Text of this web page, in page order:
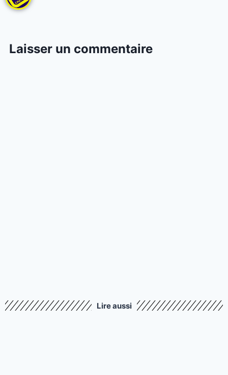
Laisser un commentaire
Lire aussi